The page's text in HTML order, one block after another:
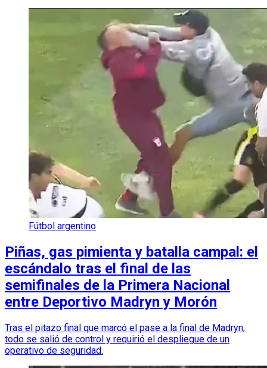
Fútbol argentino
Piñas, gas pimienta y batalla campal: el
escándalo tras el final de las
semifinales de la Primera Nacional
entre Deportivo Madryn y Morón
Tras el pitazo final que marcó el pase a la final de Madryn,
todo se salió de control y requirió el despliegue de un
operativo de seguridad.